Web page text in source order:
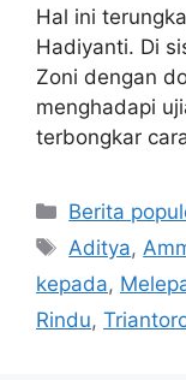
Hal ini
Hadiyanti. Di
Zoni dengan
menghadapi
terbongkar
Kategori
Berita
Tag
Aditya,
kepada,
Rindu,